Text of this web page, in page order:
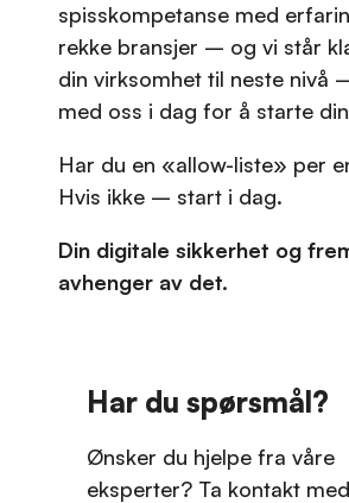
spisskompetanse med
rekke bransjer – og vi står
din virksomhet til neste nivå
med oss i dag for å starte
Har du en «allow-liste» per
Hvis ikke – start i dag.
Din digitale sikkerhet og
avhenger av det.
Har du spørsmål?
Ønsker du hjelpe fra våre
eksperter? Ta kontakt